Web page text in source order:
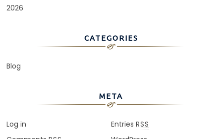
2026
CATEGORIES
Blog
META
Log in Entries RSS